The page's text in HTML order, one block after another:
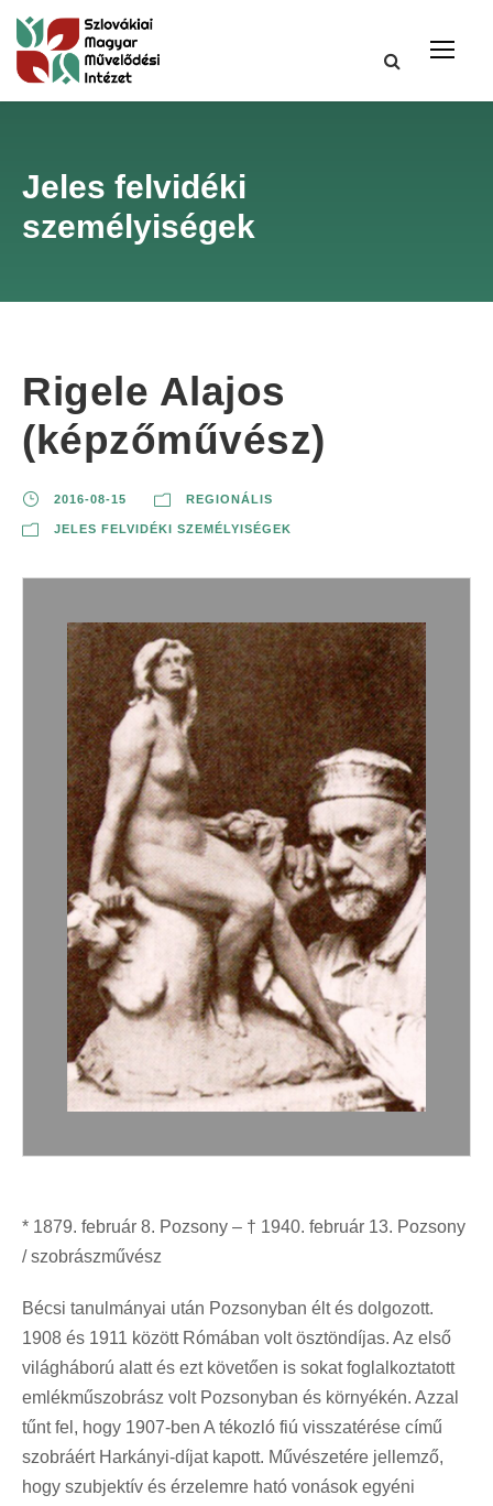
Jeles felvidéki
személyiségek
Rigele Alajos
(képzőművész)
2016-08-15 REGIONÁLIS
JELES FELVIDÉKI SZEMÉLYISÉGEK
* 1879. február 8. Pozsony – † 1940. február 13. Pozsony
/ szobrászművész
Bécsi tanulmányai után Pozsonyban élt és dolgozott.
1908 és 1911 között Rómában volt ösztöndíjas. Az első
világháború alatt és ezt követően is sokat foglalkoztatott
emlékműszobrász volt Pozsonyban és környékén. Azzal
tűnt fel, hogy 1907-ben A tékozló fiú visszatérése című
szobráért Harkányi-díjat kapott. Művészetére jellemző,
hogy szubjektív és érzelemre ható vonások egyéni